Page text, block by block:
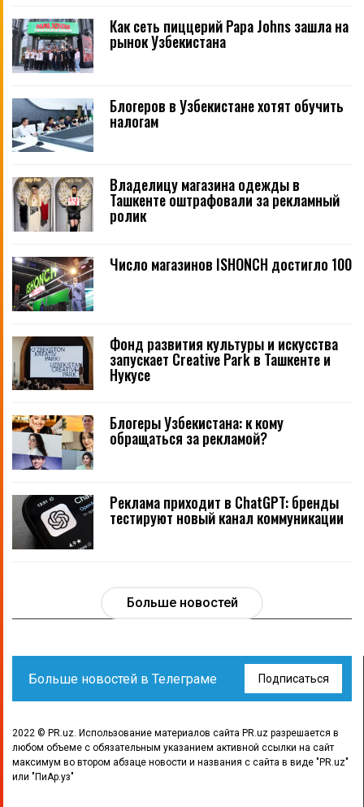
Как сеть пиццерий Papa Johns зашла на
рынок Узбекистана
Блогеров в Узбекистане хотят обучить
налогам
Владелицу магазина одежды в
Ташкенте оштрафовали за рекламный
ролик
Число магазинов ISHONCH достигло 100
Фонд развития культуры и искусства
запускает Creative Park в Ташкенте и
Нукусе
Блогеры Узбекистана: к кому
обращаться за рекламой?
Реклама приходит в ChatGPT: бренды
тестируют новый канал коммуникации
Больше новостей
Больше новостей в Телеграме Подписаться
2022 © PR.uz. Использование материалов сайта PR.uz разрешается в
любом объеме с обязательным указанием активной ссылки на сайт
максимум во втором абзаце новости и названия с сайта в виде "PR.uz"
или "ПиАр.уз"